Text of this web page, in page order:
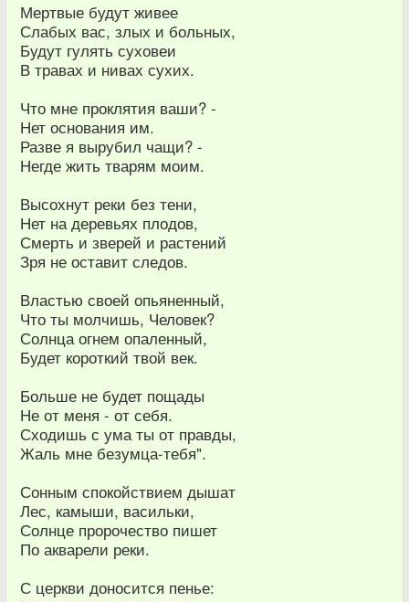
Мертвые будут живее
Слабых вас, злых и больных,
Будут гулять суховеи
В травах и нивах сухих.
Что мне проклятия ваши? -
Нет основания им.
Разве я вырубил чащи? -
Негде жить тварям моим.
Высохнут реки без тени,
Нет на деревьях плодов,
Смерть и зверей и растений
Зря не оставит следов.
Властью своей опьяненный,
Что ты молчишь, Человек?
Солнца огнем опаленный,
Будет короткий твой век.
Больше не будет пощады
Не от меня - от себя.
Сходишь с ума ты от правды,
Жаль мне безумца-тебя".
Сонным спокойствием дышат
Лес, камыши, васильки,
Солнце пророчество пишет
По акварели реки.
С церкви доносится пенье: